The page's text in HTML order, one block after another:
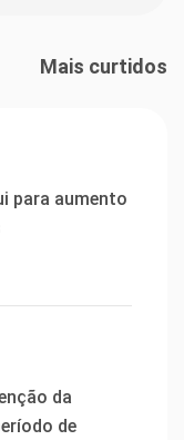
Mais curtidos
para aumento
da
de